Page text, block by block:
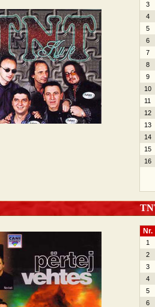
3
4
5
6
7
8
9
10
11
12
13
14
15
16
Nr.
1
2
3
4
5
6